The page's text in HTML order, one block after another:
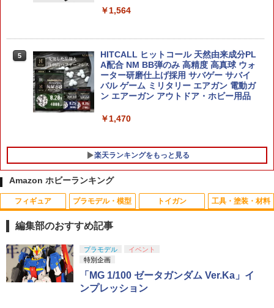
(初代鉄人版) プラモデル（再販）[グッド
スマイルカンパニー]【送料無料】《01
月予約》
￥3,510
バルキリー ロイ・フォッカースペシャル
リバイバルVer.】
￥26,400
【当店独自で＋P10倍★要エントリー】
AL WARS(ファイナルウォーズ) 完成品
可動フィギュア バンダイ(20140419)
￥29,521
￥1,564
5
HITCALL ヒットコール 天然由来成分PL
A配合 NM BB弾のみ 高精度 高真球 ウォ
ーター研磨仕上げ採用 サバゲー サバイ
バル ゲーム ミリタリー エアガン 電動ガ
ン エアーガン アウトドア・ホビー用品
￥1,470
楽天ランキングをもっと見る
1
ミニドローン専用充電器 充電ケーブル1
本
おふろDEミニカー E231系500番台 山手
Amazon ホビーランキング
フィギュア
1
TAMASHII NATIONS S.H.フィギュアー
ツ（真骨彫製法） 仮面ライダーBLACK
RX 約150mm PVC&ABS&布製 塗装済み
可動フィギュア
プラモデル・模型
1
BANDAI SPIRITS(バンダイ スピリッツ)
30MS SIS-J00 メルンジャ[カラーA] 色
分け済みプラモデル
￥4,200
トイガン
1
東京マルイ (TOKYO MARUI) ガスブロー
バックマシンガン No.14 20式 5.56mm
小銃 18歳以上 ガスブローバック
￥196,900
工具・塗装・材料
1
LOCTITE(ロックタイト) シールはがし
プレミアム 220ml
￥962
編集部のおすすめ記事
プラモデル
イベント
特別企画
「MG 1/100 ゼータガンダム Ver.Ka」イ
ンプレッション